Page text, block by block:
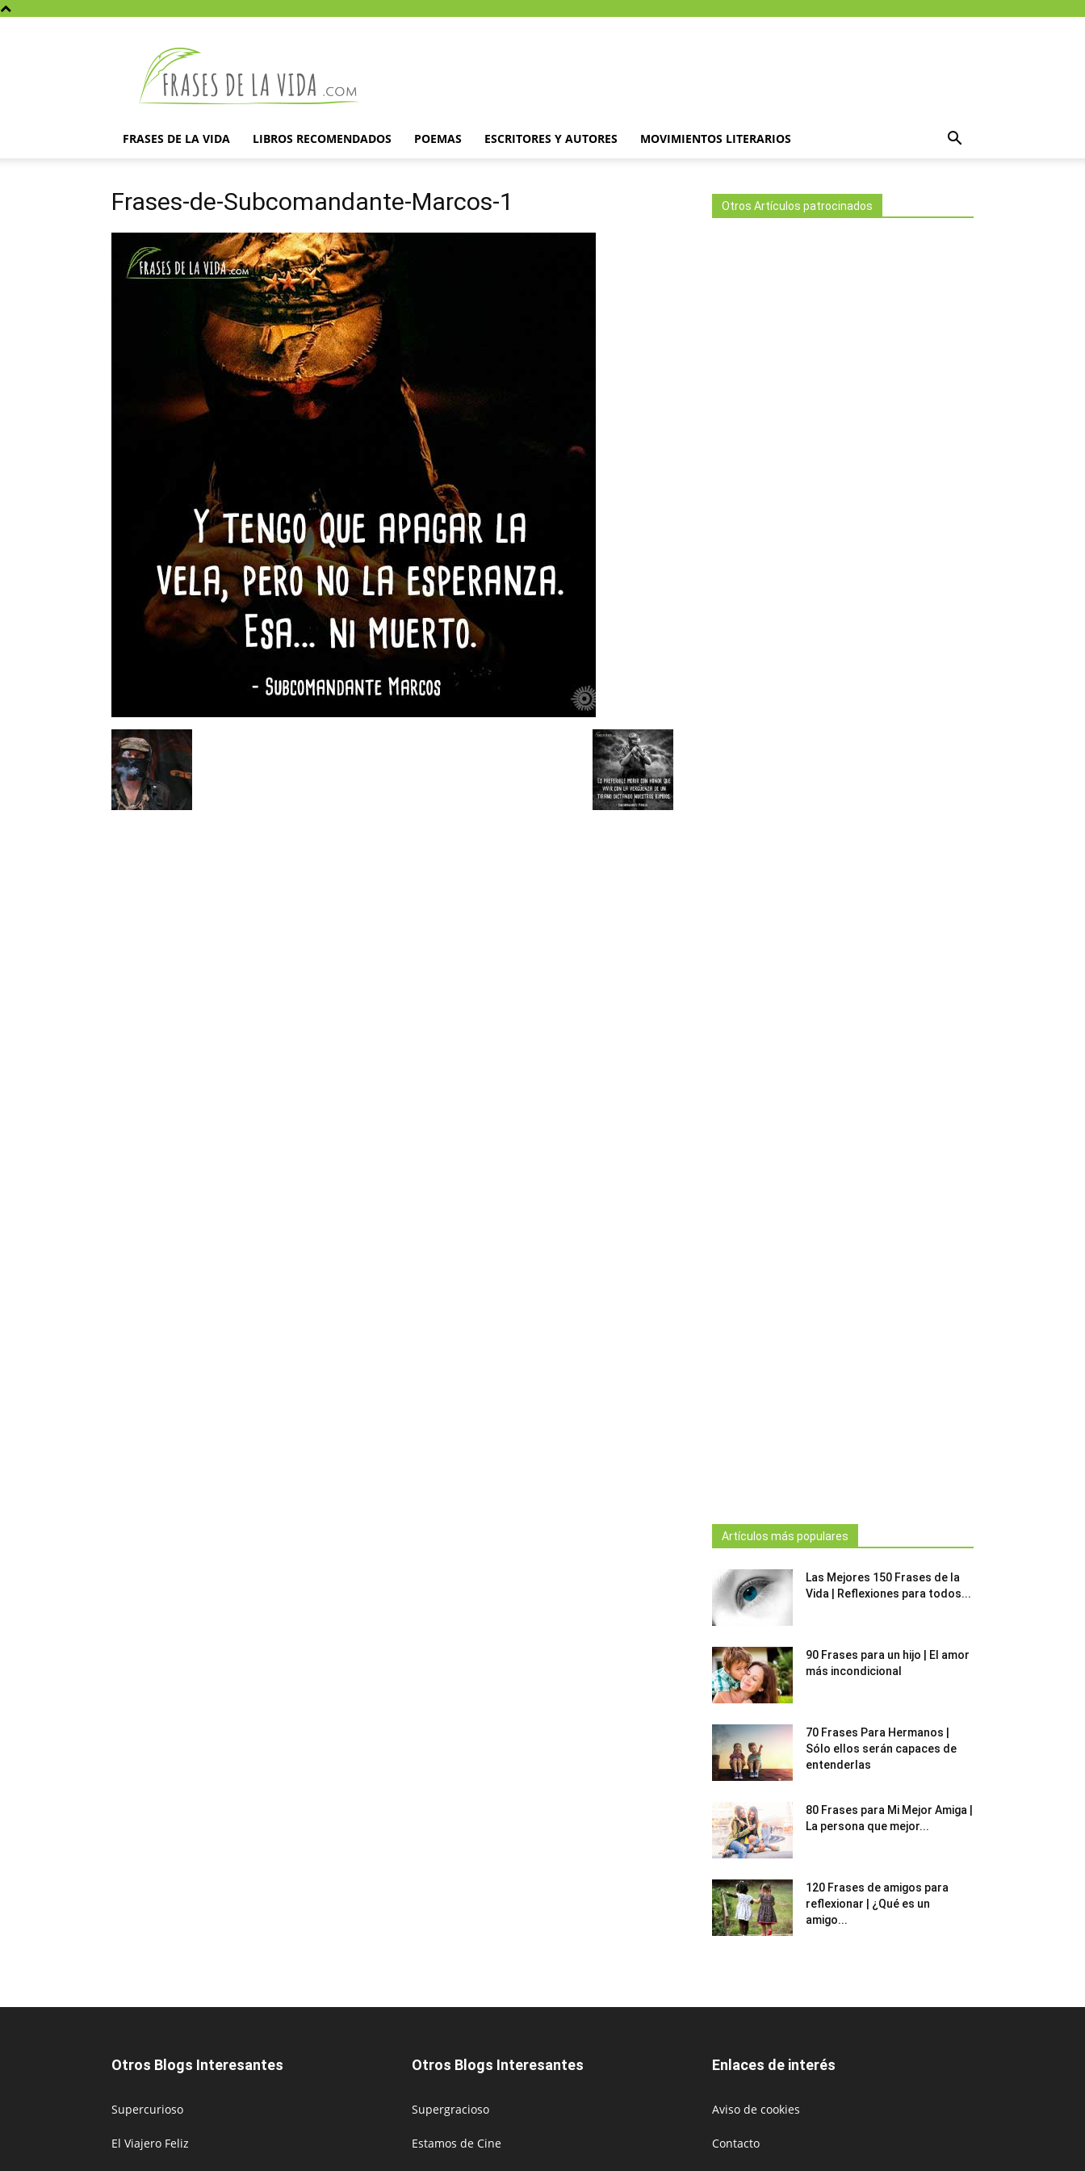
la
vida
FRASES DE LA VIDA LIBROS RECOMENDADOS POEMAS ESCRITORES Y AUTORES MOVIMIENTOS LITERARIOS
Frases-de-Subcomandante-Marcos-1 Otros Artículos patrocinados
Artículos más populares
Las Mejores 150 Frases de la
Vida | Reflexiones para todos...
90 Frases para un hijo | El amor
más incondicional
70 Frases Para Hermanos |
Sólo ellos serán capaces de
entenderlas
80 Frases para Mi Mejor Amiga |
La persona que mejor...
120 Frases de amigos para
reflexionar | ¿Qué es un
amigo...
Otros Blogs Interesantes
Supercurioso
El Viajero Feliz
Otros Blogs Interesantes
Supergracioso
Estamos de Cine
Enlaces de interés
Aviso de cookies
Contacto